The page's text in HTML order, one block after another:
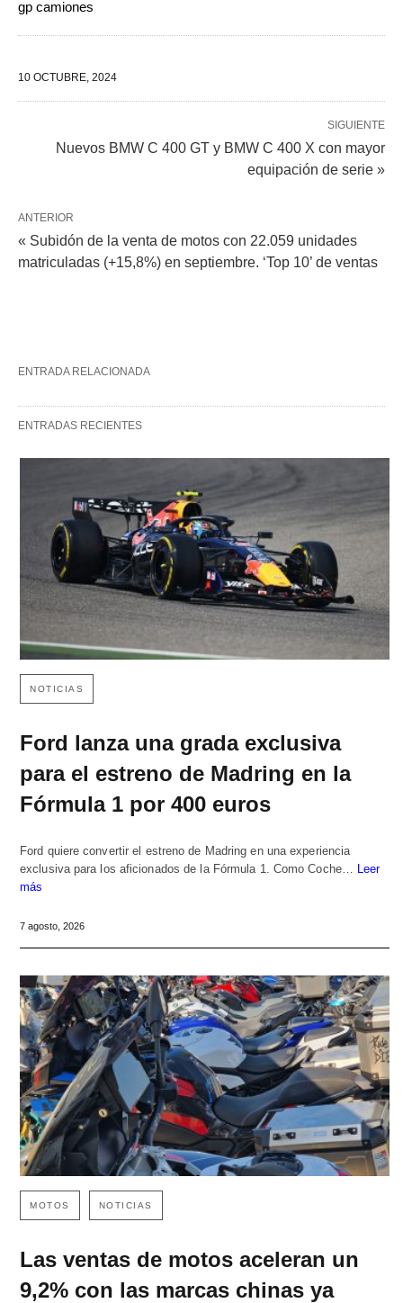
gp camiones
10 OCTUBRE, 2024
SIGUIENTE
Nuevos BMW C 400 GT y BMW C 400 X con mayor
equipación de serie »
ANTERIOR
« Subidón de la venta de motos con 22.059 unidades
matriculadas (+15,8%) en septiembre. ‘Top 10’ de ventas
ENTRADA RELACIONADA
ENTRADAS RECIENTES
NOTICIAS
Ford lanza una grada exclusiva
para el estreno de Madring en la
Fórmula 1 por 400 euros
Ford quiere convertir el estreno de Madring en una experiencia
exclusiva para los aficionados de la Fórmula 1. Como Coche… Leer
más
7 agosto, 2026
MOTOS NOTICIAS
Las ventas de motos aceleran un
9,2% con las marcas chinas ya